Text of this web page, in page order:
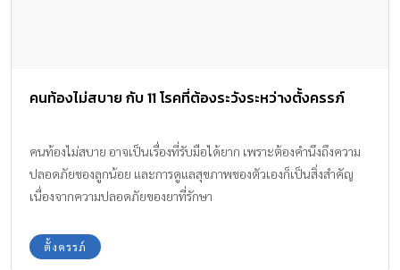
คนท้องไม่สบาย กับ 11 โรคที่ต้องระวังระหว่างตั้งครรภ์
คนท้องไม่สบาย อาจเป็นเรื่องที่รับมือได้ยาก เพราะต้องคำนึงถึงความ
ปลอดภัยของลูกน้อย และการดูแลสุขภาพของตัวเองก็เป็นสิ่งสำคัญ
เนื่องจากความปลอดภัยของยาที่รักษา
ตั้งครรภ์